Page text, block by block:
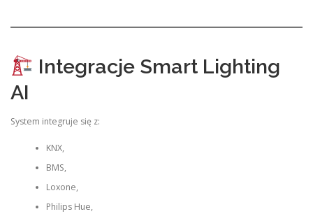
Integracje Smart Lighting
AI
System integruje się z:
KNX,
BMS,
Loxone,
Philips Hue,